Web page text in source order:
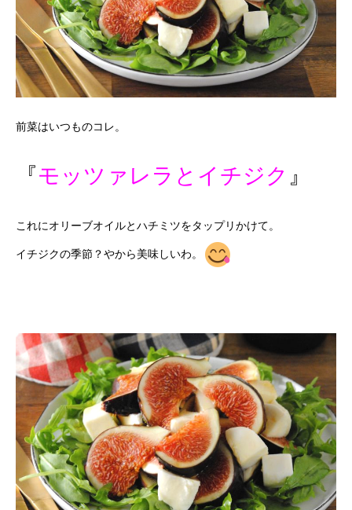
前菜はいつものコレ。
『モッツァレラとイチジク 』
これにオリーブオイルとハチミツをタップリかけて。
イチジクの季節？やから美味しいわ。